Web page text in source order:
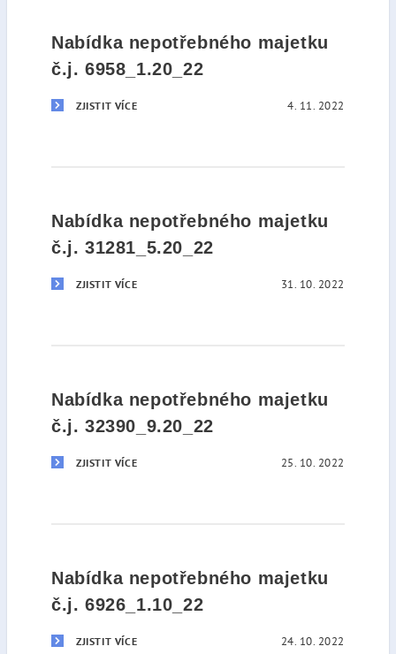
Nabídka nepotřebného majetku
č.j. 6958_1.20_22
ZJISTIT VÍCE 4. 11. 2022
Nabídka nepotřebného majetku
č.j. 31281_5.20_22
ZJISTIT VÍCE 31. 10. 2022
Nabídka nepotřebného majetku
č.j. 32390_9.20_22
ZJISTIT VÍCE 25. 10. 2022
Nabídka nepotřebného majetku
č.j. 6926_1.10_22
ZJISTIT VÍCE 24. 10. 2022